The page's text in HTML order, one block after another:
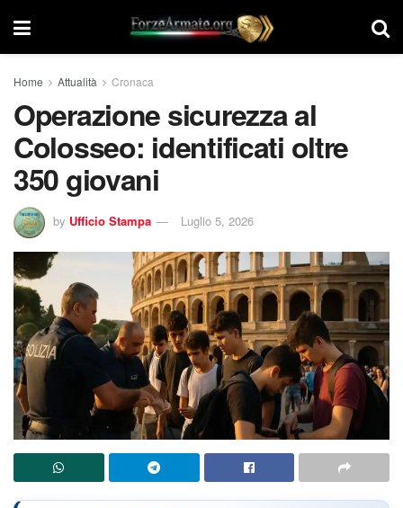
Home Attualità Cronaca
Operazione sicurezza al
Colosseo: identificati oltre
350 giovani
by Ufficio Stampa Luglio 5, 2026